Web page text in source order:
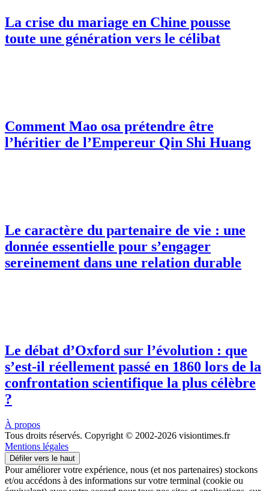
La crise du mariage en Chine pousse
toute une génération vers le célibat
Comment Mao osa prétendre être
l’héritier de l’Empereur Qin Shi Huang
Le caractère du partenaire de vie : une
donnée essentielle pour s’engager
sereinement dans une relation durable
Le débat d’Oxford sur l’évolution : que
s’est-il réellement passé en 1860 lors de la
confrontation scientifique la plus célèbre
?
À propos
Tous droits réservés. Copyright © 2002-2026 visiontimes.fr
Mentions légales
Défiler vers le haut
Pour améliorer votre expérience, nous (et nos partenaires) stockons
et/ou accédons à des informations sur votre terminal (cookie ou